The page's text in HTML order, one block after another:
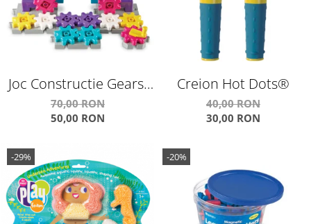
Joc Constructie Gears!
Gears! Gears!® Castle
Gear
70,00 RON
50,00 RON
Creion Hot Dots®
40,00 RON
30,00 RON
-29% -20%